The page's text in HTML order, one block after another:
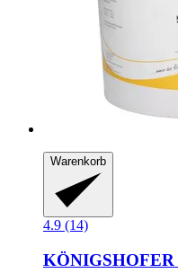
Warenkorb
4.9 (14)
KÖNIGSHOFER